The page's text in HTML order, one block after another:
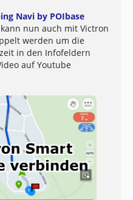
Navi by POIbase
kann nun auch mit Victron
werden um die
in den Infofeldern
auf Youtube